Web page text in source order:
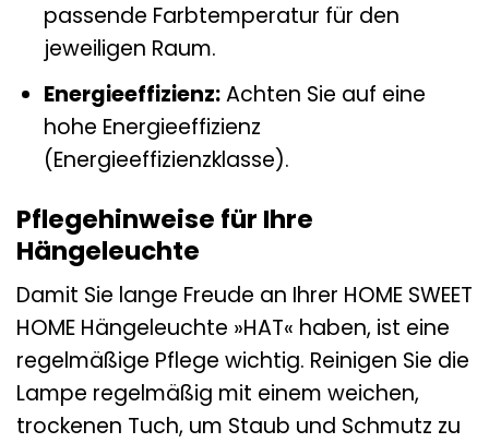
passende Farbtemperatur für den
jeweiligen Raum.
Energieeffizienz:Achten Sie auf eine
hohe Energieeffizienz
(Energieeffizienzklasse).
Pflegehinweise für Ihre
Hängeleuchte
Damit Sie lange Freude an Ihrer HOME SWEET
HOME Hängeleuchte »HAT« haben, ist eine
regelmäßige Pflege wichtig. Reinigen Sie die
Lampe regelmäßig mit einem weichen,
trockenen Tuch, um Staub und Schmutz zu